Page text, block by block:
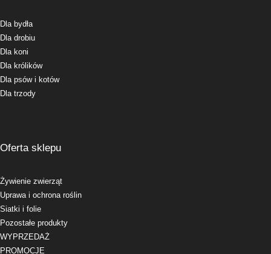
Dla bydła
Dla drobiu
Dla koni
Dla królików
Dla psów i kotów
Dla trzody
Oferta sklepu
Żywienie zwierząt
Uprawa i ochrona roślin
Siatki i folie
Pozostałe produkty
WYPRZEDAŻ
PROMOCJE